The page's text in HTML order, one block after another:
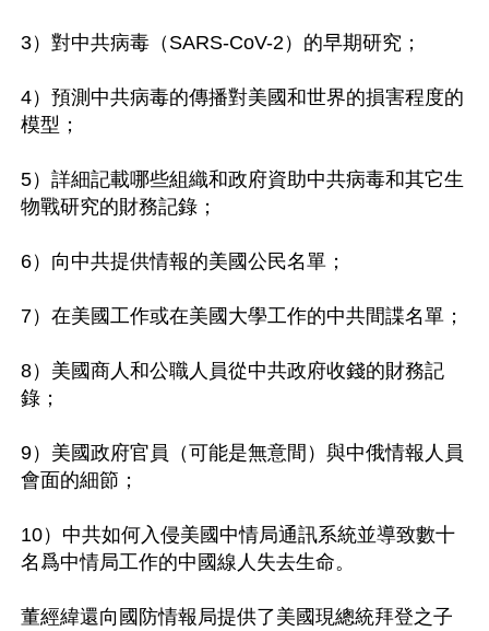
3）對中共病毒（SARS-CoV-2）的早期研究；
4）預測中共病毒的傳播對美國和世界的損害程度的
模型；
5）詳細記載哪些組織和政府資助中共病毒和其它生
物戰研究的財務記錄；
6）向中共提供情報的美國公民名單；
7）在美國工作或在美國大學工作的中共間諜名單；
8）美國商人和公職人員從中共政府收錢的財務記
錄；
9）美國政府官員（可能是無意間）與中俄情報人員
會面的細節；
10）中共如何入侵美國中情局通訊系統並導致數十
名爲中情局工作的中國線人失去生命。
董經緯還向國防情報局提供了美國現總統拜登之子